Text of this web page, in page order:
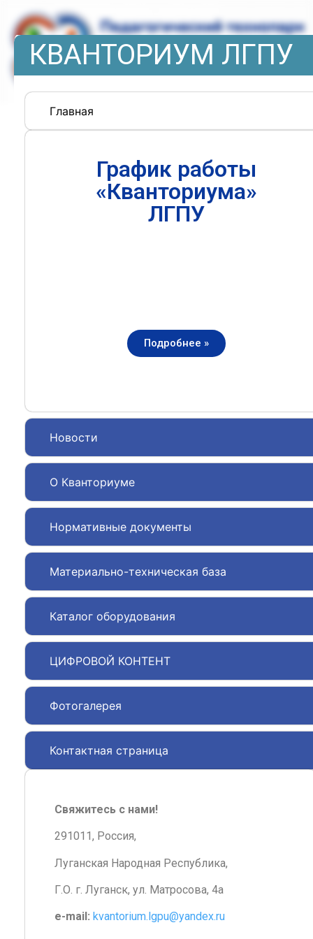
КВАНТОРИУМ ЛГПУ
Главная
Новости
О Кванториуме
Нормативные документы
Материально-техническая база
Каталог оборудования
ЦИФРОВОЙ КОНТЕНТ
Фотогалерея
Контактная страница
График работы
«Кванториума»
ЛГПУ
Подробнее »
Свяжитесь с нами!
291011, Россия,
Луганская Народная Республика,
Г.О. г. Луганск, ул. Матросова, 4а
e-mail: kvantorium.lgpu@yandex.ru